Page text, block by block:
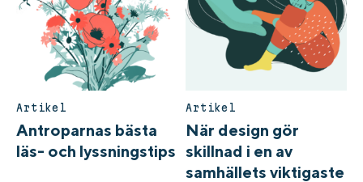
Artikel
Antroparnas bästa
läs- och lyssningstips
Artikel
När design gör
skillnad i en av
samhällets viktigaste